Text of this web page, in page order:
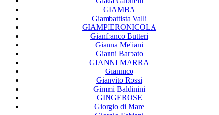
GIAMBA
Giambattista Valli
GIAMPIERONICOLA
Gianfranco Butteri
Gianna Meliani
Gianni Barbato
GIANNI MARRA
Giannico
Gianvito Rossi
Gimmi Baldinini
GINGEROSE
Giorgio di Mare